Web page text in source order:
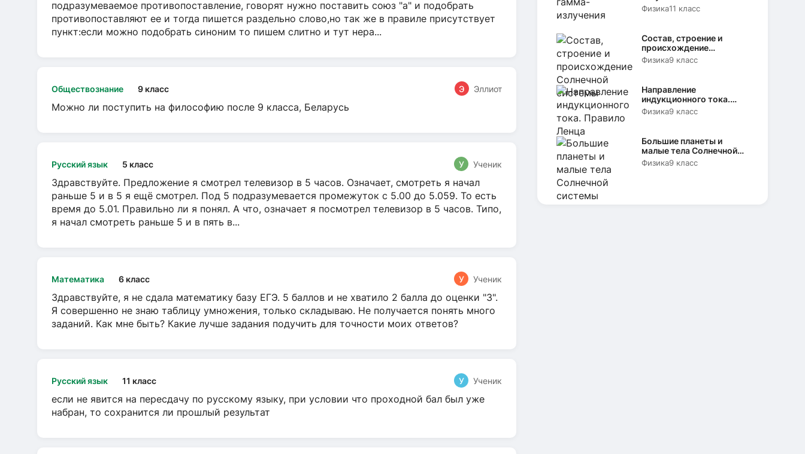
Физика11 класс
Состав, строение и
происхождение
Солнечной системы
Физика9 класс
Направление
индукционного тока.
Правило Ленца
Физика9 класс
Большие планеты и
малые тела Солнечной
системы
Физика9 класс
подразумеваемое противопоставление, говорят нужно поставить союз "а" и подобрать
противопоставляют ее и тогда пишется раздельно слово,но так же в правиле присутствует
пункт:если можно подобрать синоним то пишем слитно и тут нера...
Обществознание 9 класс Э Эллиот
Можно ли поступить на философию после 9 класса, Беларусь
Русский язык 5 класс У Ученик
Здравствуйте. Предложение я смотрел телевизор в 5 часов. Означает, смотреть я начал
раньше 5 и в 5 я ещё смотрел. Под 5 подразумевается промежуток с 5.00 до 5.059. То есть
время до 5.01. Правильно ли я понял. А что, означает я посмотрел телевизор в 5 часов. Типо,
я начал смотреть раньше 5 и в пять в...
Математика 6 класс У Ученик
Здравствуйте, я не сдала математику базу ЕГЭ. 5 баллов и не хватило 2 балла до оценки "3".
Я совершенно не знаю таблицу умножения, только складываю. Не получается понять много
заданий. Как мне быть? Какие лучше задания подучить для точности моих ответов?
Русский язык 11 класс У Ученик
если не явится на пересдачу по русскому языку, при условии что проходной бал был уже
набран, то сохранится ли прошлый результат